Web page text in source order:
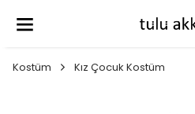
Kostüm Kız Çocuk Kostüm